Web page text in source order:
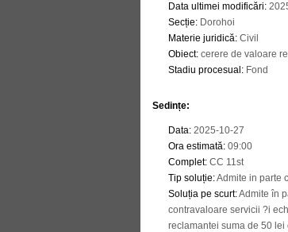
Data ultimei modificări:
Secție: Dorohoi
Materie juridică: Civil
Obiect: cerere de valoare
Stadiu procesual : Fond
Sedințe:
Data: 2025-10-27
Ora estimată: 09:00
Complet: CC 11st
Tip soluție:Admite in parte
Soluția pe scurt:Admite în
contravaloare servicii ?i
reclamantei suma de 50